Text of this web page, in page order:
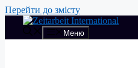
Перейти до змісту
Меню